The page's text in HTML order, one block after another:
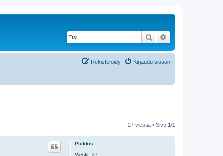
Etsi
Kirjaudu sisään
Rekisteröidy
27 viestiä • Sivu 1/1
Poikkis
Viestit: 37